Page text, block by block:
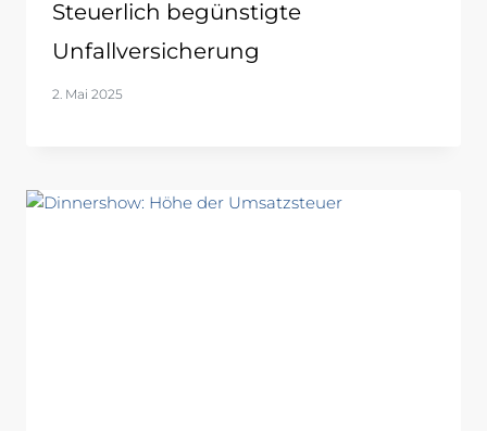
Steuerlich begünstigte
Unfallversicherung
2. Mai 2025